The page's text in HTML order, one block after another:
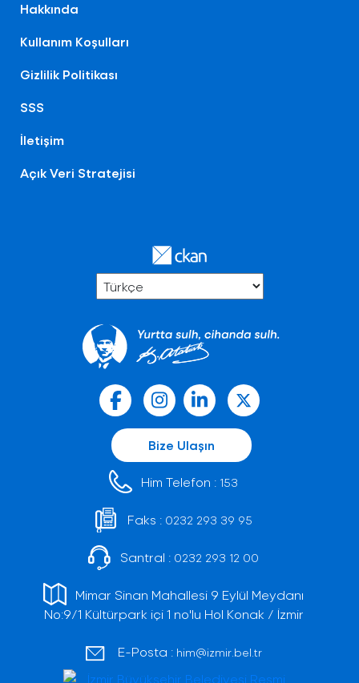
Hakkında
Kullanım Koşulları
Gizlilik Politikası
SSS
İletişim
Açık Veri Stratejisi
Bize Ulaşın
Him Telefon : 153
Faks : 0232 293 39 95
Santral : 0232 293 12 00
Mimar Sinan Mahallesi 9 Eylül Meydanı
No:9/1 Kültürpark içi 1 no'lu Hol Konak / İzmir
E-Posta : him@izmir.bel.tr